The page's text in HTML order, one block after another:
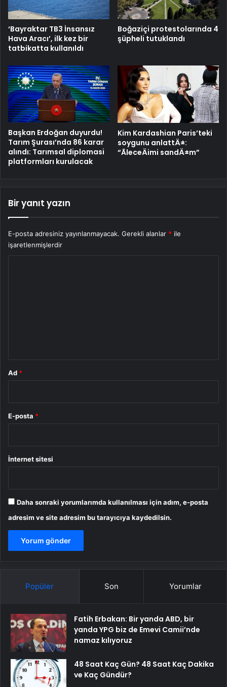
‘Bayraktar TB3 İnsansız
Hava Aracı’, ilk kez bir
tatbikatta kullanıldı
Boğaziçi protestolarında 4
şüpheli tutuklandı
Başkan Erdoğan duyurdu!
Tarım Şurası’nda 86 karar
alındı: Tarımsal diplomasi
platformları kurulacak
Kim Kardashian Paris’teki
soygunu anlattÄ±:
“ÃleceÄimi sandÄ±m”
Bir yanıt yazın
E-posta adresiniz yayınlanmayacak. Gerekli alanlar * ile
işaretlenmişlerdir
Ad *
E-posta *
İnternet sitesi
Daha sonraki yorumlarımda kullanılması için adım, e-posta
adresim ve site adresim bu tarayıcıya kaydedilsin.
Popüler Son Yorumlar
Fatih Erbakan: Bir yanda ABD, bir
yanda YPG biz de Emevi Camii’nde
namaz kılıyoruz
48 Saat Kaç Gün? 48 Saat Kaç Dakika
ve Kaç Gündür?